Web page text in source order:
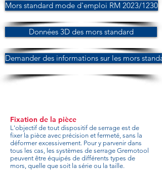
Mors standard mode d'emploi RM 2023/1230
Données 3D des mors standard
Demander des informations sur les mors
Fixation de la pièce
L'objectif de tout dispositif de serrage est de
fixer la pièce avec précision et fermeté, sans la
déformer excessivement. Pour y parvenir dans
tous les cas, les systèmes de serrage Gremotool
peuvent être équipés de différents types de
mors, quelle que soit la série ou la taille.